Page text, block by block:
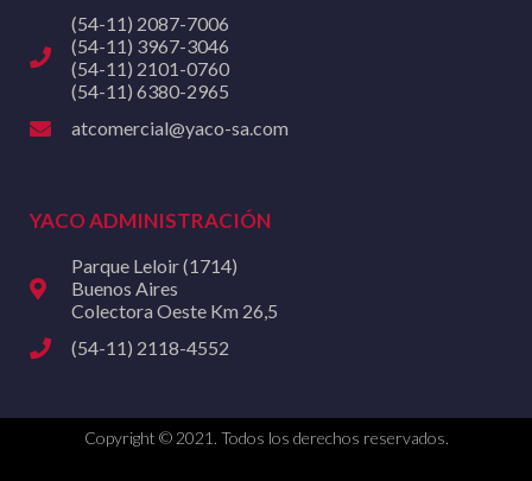
(54-11) 2087-7006
(54-11) 3967-3046
(54-11) 2101-0760
(54-11) 6380-2965
atcomercial@yaco-sa.com
YACO ADMINISTRACIÓN
Parque Leloir (1714)
Buenos Aires
Colectora Oeste Km 26,5
(54-11) 2118-4552
Copyright © 2021. Todos los derechos reservados.